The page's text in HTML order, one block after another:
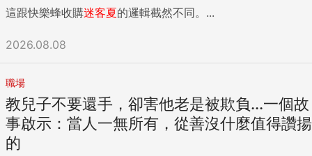
這跟快樂蜂收購迷客夏的邏輯截然不同。...
2026.08.08
職場
教兒子不要還手，卻害他老是被欺負...一個故
事啟示：當人一無所有，從善沒什麼值得讚揚
的